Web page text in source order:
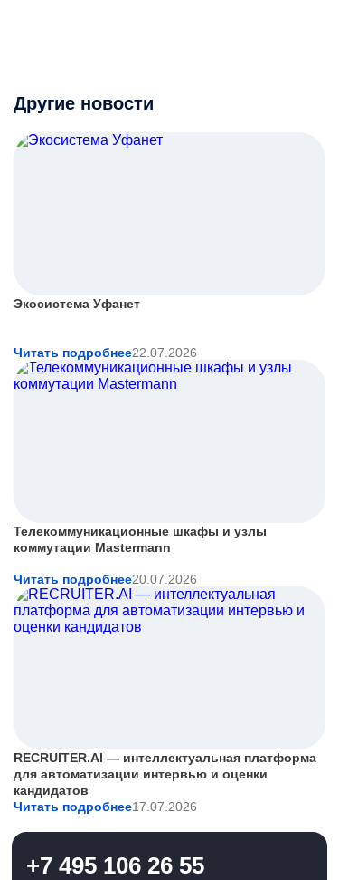
Другие новости
Экосистема Уфанет
Читать подробнее22.07.2026
Телекоммуникационные шкафы и узлы
коммутации Mastermann
Читать подробнее20.07.2026
RECRUITER.AI — интеллектуальная платформа
для автоматизации интервью и оценки
кандидатов
Читать подробнее17.07.2026
+7 495 106 26 55